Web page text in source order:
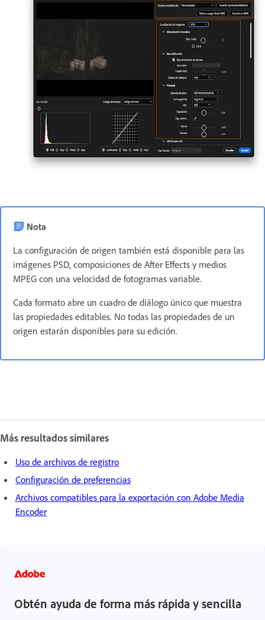
Nota
La configuración de origen también está disponible para las
imágenes PSD, composiciones de After Effects y medios
MPEG con una velocidad de fotogramas variable.
Cada formato abre un cuadro de diálogo único que muestra
las propiedades editables. No todas las propiedades de un
origen estarán disponibles para su edición.
Más resultados similares
Uso de archivos de registro
Configuración de preferencias
Archivos compatibles para la exportación con Adobe Media
Encoder
Obtén ayuda de forma más rápida y sencilla